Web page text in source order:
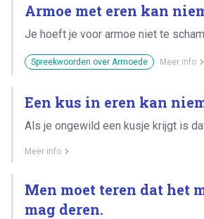
Armoe met eren kan
Je hoeft je voor armoe niet te
Spreekwoorden over Armoede Meer info
Een kus in eren kan
Als je ongewild een kusje krijgt is
Meer info
Men moet teren dat het
mag deren.